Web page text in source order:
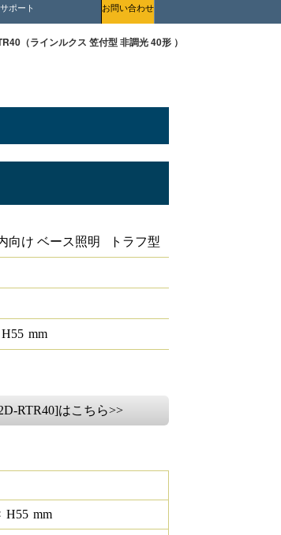
ポート
ご使用いただくためにお問い合わせ
（ラインルクス 笠付型 非調光 40形 ）
向け ベース照明 トラフ型
H55 mm
RTR40]はこちら>>
H55 mm